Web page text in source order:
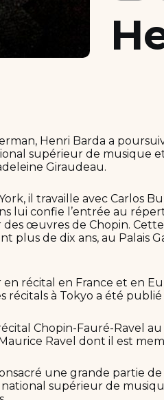
Henri Barda a
supérieur de musique
Giraudeau.
il travaille avec Carlos
lui confie l’entrée au
des œuvres de Chopin.
plus de dix ans, au Palais
récital en France et en
récitals à Tokyo a été
Chopin-Fauré-Ravel
Ravel dont il est
une grande partie
supérieur de